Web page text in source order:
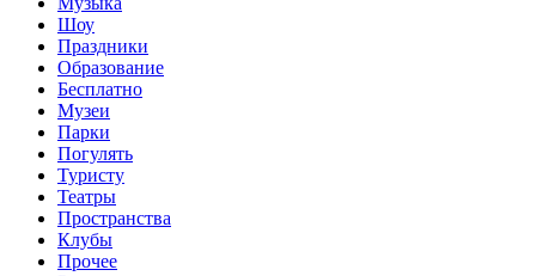
Шоу
Праздники
Образование
Бесплатно
Музеи
Парки
Погулять
Туристу
Театры
Пространства
Клубы
Прочее